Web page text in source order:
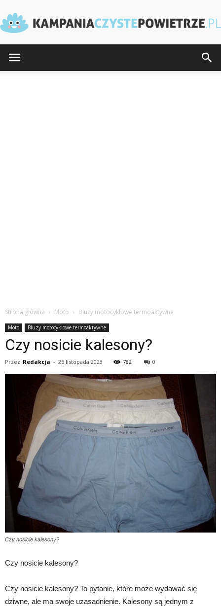
Strona główna Moto Bluzy motocyklowe termoaktywne
Moto Bluzy motocyklowe termoaktywne
Czy nosicie kalesony?
Przez Redakcja - 25 listopada 2023 782 0
Czy nosicie kalesony?
Czy nosicie kalesony?
Czy nosicie kalesony? To pytanie, które może wydawać się
dziwne, ale ma swoje uzasadnienie. Kalesony są jednym z